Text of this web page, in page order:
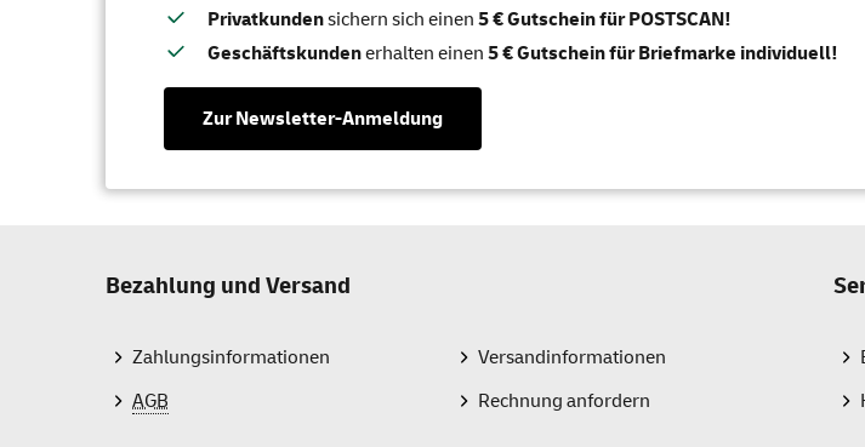
Privatkundensichern sich einen 5 € Gutschein für POSTSCAN!
Geschäftskundenerhalten einen 5 € Gutschein für Briefmarke individuell!
Zur Newsletter-Anmeldung
Bezahlung und Versand
Zahlungsinformationen
AGB
Versandinformationen
Rechnung anfordern